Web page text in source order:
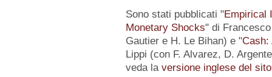
Sono stati pubblicati "Empirical
Monetary Shocks" di
Gautier e H. Le Bihan) e "Cash:
Lippi (con F. Alvarez, D.
veda la versione inglese del sito